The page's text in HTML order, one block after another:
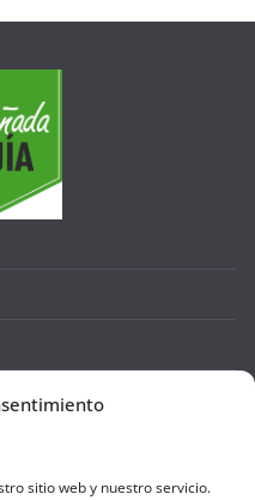
sitio web y nuestro servicio.